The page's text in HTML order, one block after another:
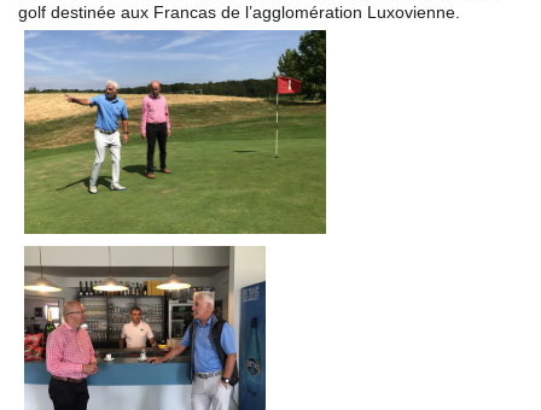
golf destinée aux Francas de l’agglomération Luxovienne.